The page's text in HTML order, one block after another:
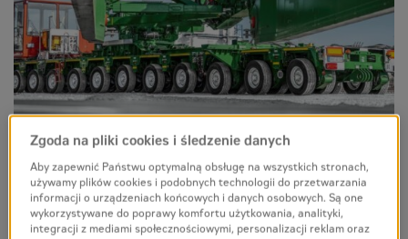
W ścisłej współpracy ze Spedition Kübler,
TII SCHEUERLE
opracował pokład z dźwigarem bocznym, który dzięki
specjalnie zaprojektowanym sprzęgom został stworzony
specjalnie do transportu transformatorów. Dzięki niskiej
Zgoda na pliki cookies i śledzenie danych
Aby zapewnić Państwu optymalną obsługę na wszystkich stronach,
używamy plików cookies i podobnych technologii do przetwarzania
informacji o urządzeniach końcowych i danych osobowych. Są one
wykorzystywane do poprawy komfortu użytkowania, analityki,
integracji z mediami społecznościowymi, personalizacji reklam oraz